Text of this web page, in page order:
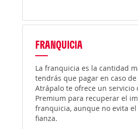
FRANQUICIA
La franquicia es la cantidad
tendrás que pagar en caso de
Atrápalo te ofrece un servicio
Premium para recuperar el
franquicia, aunque no evita
fianza.